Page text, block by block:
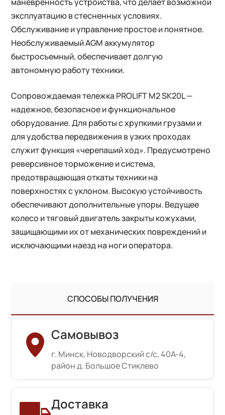
эксплуатацию в стесненных условиях.
Обслуживание и управление простое и понятное.
Необслуживаемый AGM аккумулятор
быстросъемный, обеспечивает долгую
автономную работу техники.
Сопровождаемая тележка PROLIFT M2 SK20L —
надежное, безопасное и функциональное
оборудование. Для работы с хрупкими грузами и
для удобства передвижения в узких проходах
служит функция «черепаший ход». Предусмотрено
реверсивное торможение и система,
предотвращающая откаты техники на
поверхностях с уклоном. Высокую устойчивость
обеспечивают дополнительные упоры. Ведущее
колесо и тяговый двигатель закрыты кожухами,
защищающими их от механических повреждений и
исключающими наезд на ноги оператора.
СПОСОБЫ ПОЛУЧЕНИЯ
Самовывоз
г. Минск, Новодворский с/с, 40А-4,
район д. Большое Стиклево
Доставка